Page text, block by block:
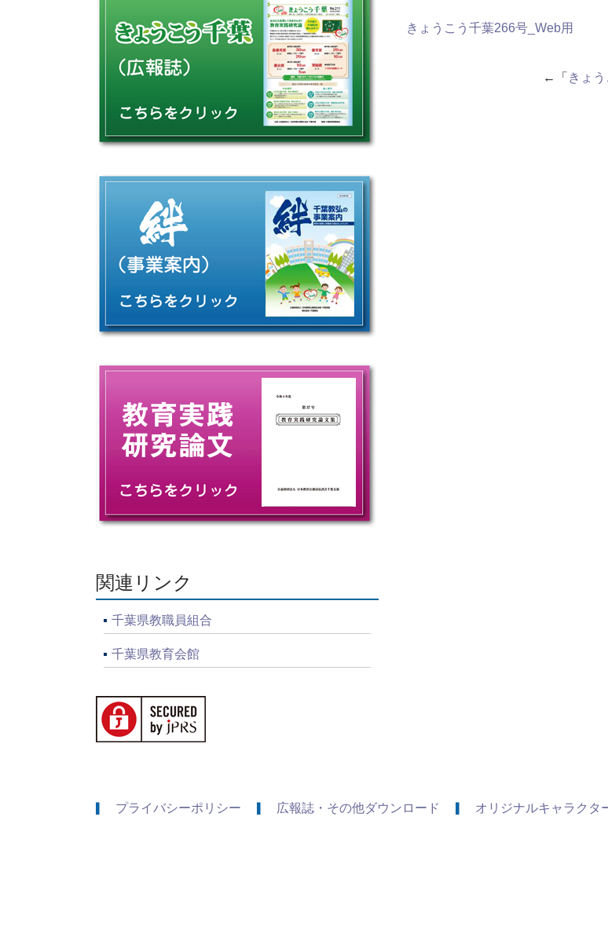
きょうこう千葉266号_Web用
←「 きょ
関連リンク
千葉県教職員組合
千葉県教育会館
プライバシーポリシー 広報誌・その他ダウンロード オリジナルキャラクタ